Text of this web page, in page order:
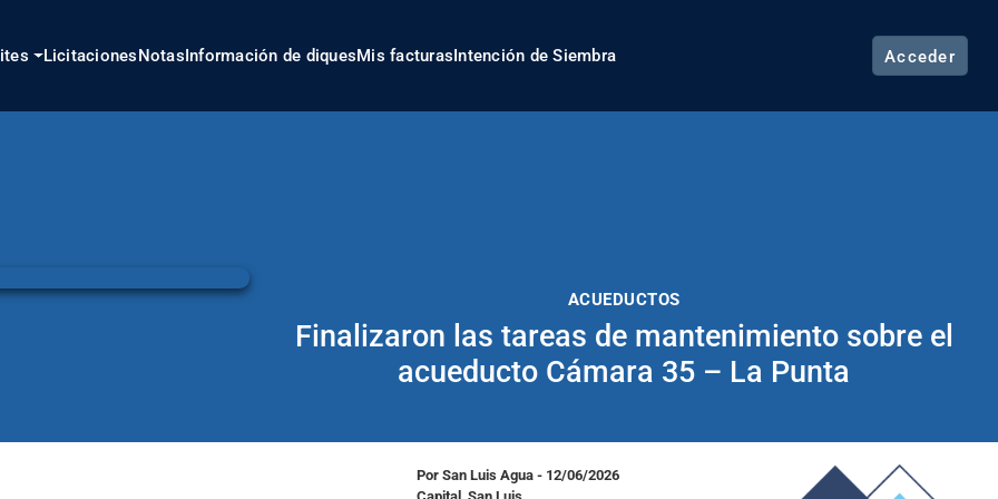
LicitacionesNotasInformación de diquesMis facturasIntención de Siembra Acceder
ACUEDUCTOS
Finalizaron las tareas de mantenimiento sobre el
acueducto Cámara 35 – La Punta
Por San Luis Agua - 12/06/2026